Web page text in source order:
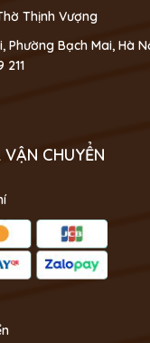
Thịnh Vượng
Phường Bạch Mai, Hà
211
CHUYỂN